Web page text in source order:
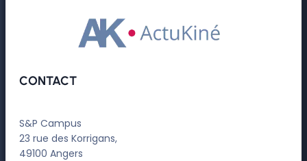
CONTACT
S&P Campus
23 rue des Korrigans,
49100 Angers